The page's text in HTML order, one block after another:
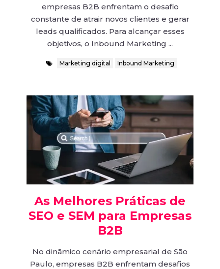
empresas B2B enfrentam o desafio
constante de atrair novos clientes e gerar
leads qualificados. Para alcançar esses
objetivos, o Inbound Marketing ...
Marketing digital Inbound Marketing
As Melhores Práticas de
SEO e SEM para Empresas
B2B
No dinâmico cenário empresarial de São
Paulo, empresas B2B enfrentam desafios